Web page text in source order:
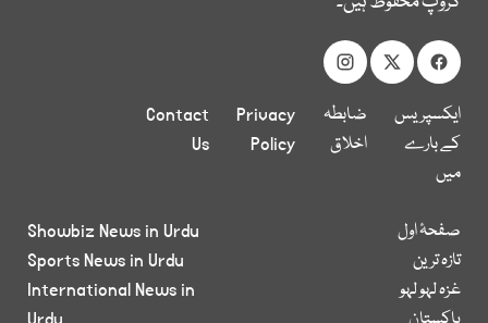
ایکسپریس
کے بارے
میں
ضابطہ
اخلاق
Privacy
Policy
Contact
Us
صفحۂ اول
تازہ ترین
غزہ لہو لہو
Showbiz News in Urdu
Sports News in Urdu
International News in